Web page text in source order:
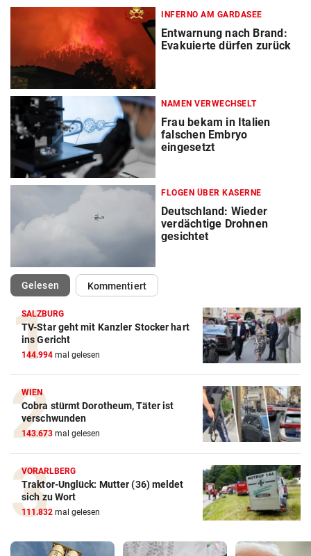
INFERNO AM GARDASEE
Entwarnung nach Brand:
Evakuierte dürfen zurück
NAMEN VERWECHSELT
Frau bekam in Italien
falschen Embryo
eingesetzt
FLOGEN ÜBER KASERNE
Deutschland: Wieder
verdächtige Drohnen
gesichtet
Gelesen(ausgewählt)Kommentiert
SALZBURG
TV-Star geht mit Kanzler Stocker hart
ins Gericht
144.994 mal gelesen
WIEN
Cobra stürmt Dorotheum, Täter ist
verschwunden
143.673 mal gelesen
VORARLBERG
Traktor-Unglück: Mutter (36) meldet
sich zu Wort
111.832 mal gelesen